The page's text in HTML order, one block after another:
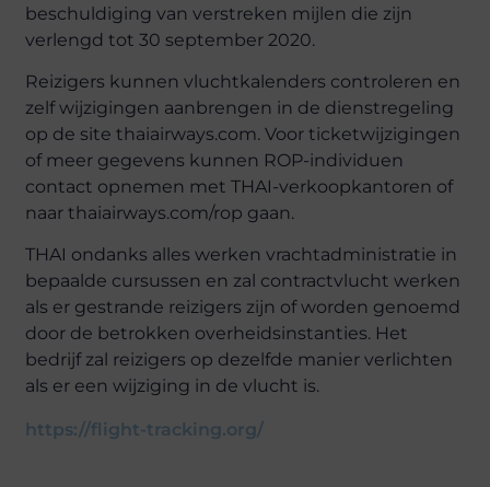
beschuldiging van verstreken mijlen die zijn
verlengd tot 30 september 2020.
Reizigers kunnen vluchtkalenders controleren en
zelf wijzigingen aanbrengen in de dienstregeling
op de site thaiairways.com. Voor ticketwijzigingen
of meer gegevens kunnen ROP-individuen
contact opnemen met THAI-verkoopkantoren of
naar thaiairways.com/rop gaan.
THAI ondanks alles werken vrachtadministratie in
bepaalde cursussen en zal contractvlucht werken
als er gestrande reizigers zijn of worden genoemd
door de betrokken overheidsinstanties. Het
bedrijf zal reizigers op dezelfde manier verlichten
als er een wijziging in de vlucht is.
https://flight-tracking.org/